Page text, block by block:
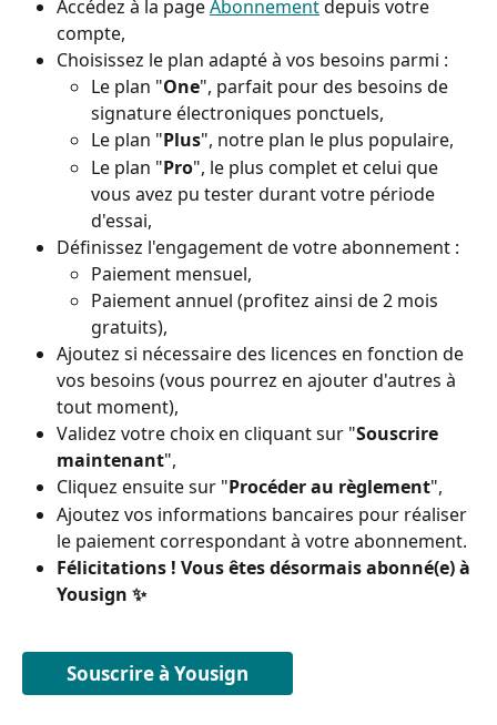
Accédez à la page Abonnement depuis votre
compte,
Choisissez le plan adapté à vos besoins parmi :
Le plan "One", parfait pour des besoins de
signature électroniques ponctuels,
Le plan "Plus", notre plan le plus populaire,
Le plan "Pro", le plus complet et celui que
vous avez pu tester durant votre période
d'essai,
Définissez l'engagement de votre abonnement :
Paiement mensuel,
Paiement annuel (profitez ainsi de 2 mois
gratuits),
Ajoutez si nécessaire des licences en fonction de
vos besoins (vous pourrez en ajouter d'autres à
tout moment),
Validez votre choix en cliquant sur "Souscrire
maintenant",
Cliquez ensuite sur "Procéder au règlement",
Ajoutez vos informations bancaires pour réaliser
le paiement correspondant à votre abonnement.
Félicitations ! Vous êtes désormais abonné(e) à
Yousign ✨
Souscrire à Yousign